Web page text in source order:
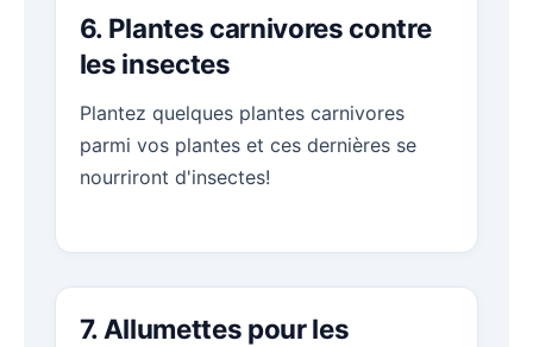
6. Plantes carnivores contre
les insectes
Plantez quelques plantes carnivores
parmi vos plantes et ces dernières se
nourriront d'insectes!
7. Allumettes pour les